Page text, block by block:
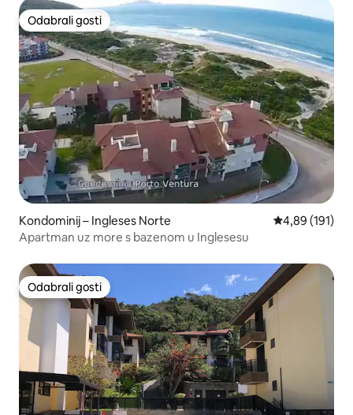
Odabrali gosti
Odabrali gosti
Kondominij – Ingleses Norte Prosječna
4,89 (191)
Apartman uz more s bazenom u Inglesesu
Odabrali gosti
Odabrali gosti